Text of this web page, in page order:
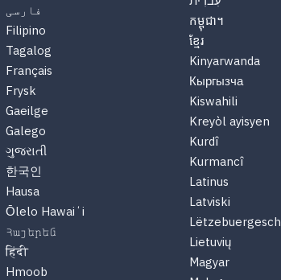
فارسی
Filipino
Tagalog
Français
Frysk
Gaeilge
Galego
ગુજરાતી
한국인
Hausa
Ōlelo Hawaiʻi
Հայերեն
हिंदी
Hmoob
កម្ពុជា។
ខ្មែរ
Kinyarwanda
Кыргызча
Kiswahili
Kreyòl ayisyen
Kurdî
Kurmancî
Latinus
Latviski
Lëtzebuergesch
Lietuvių
Magyar